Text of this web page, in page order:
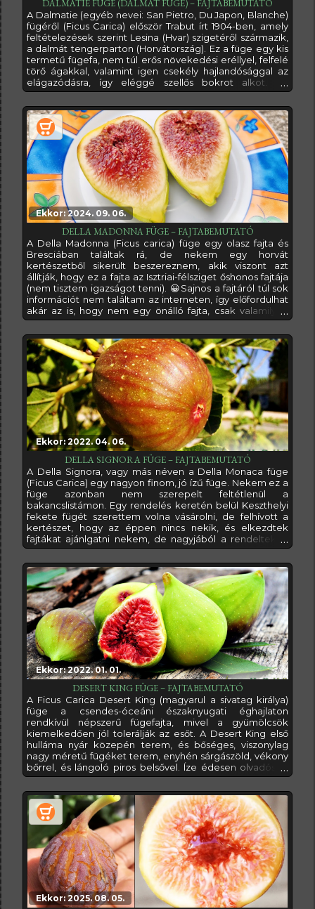
DALMATIE FÜGE (DALMÁT FÜGE) – FAJTABEMUTATÓ
A Dalmatie (egyéb nevei: San Pietro, Du Japon, Blanche)
fügéről (Ficus Carica) először Trabut írt 1904-ben, amely
feltételezések szerint Lesina (Hvar) szigetéről származik,
a dalmát tengerparton (Horvátország). Ez a füge egy kis
termetű fügefa, nem túl erős növekedési eréllyel, felfelé
törő ágakkal, valamint igen csekély hajlandósággal az
elágazódásra, így eléggé szellős bokrot alkot. Ha
elágazódásokra kívánjuk kényszeríteni, akkor nem fogjuk
megúszni a metszést (a metszéssel viszont bánjunk
óvatosan, mert a füge esetében a túlzott metszés
megbosszulja
Ekkor: 2024. 09. 06.
DELLA MADONNA FÜGE – FAJTABEMUTATÓ
A Della Madonna (Ficus carica) füge egy olasz fajta és
Bresciában találtak rá, de nekem egy horvát
kertészetből sikerült beszereznem, akik viszont azt
állítják, hogy ez a fajta az Isztriai-félsziget őshonos fajtája
(nem tisztem igazságot tenni). 😀Sajnos a fajtáról túl sok
információt nem találtam az interneten, így előfordulhat
akár az is, hogy nem egy önálló fajta, csak valamilyen
átnevezett füge. Így vagy úgy, de a fótója alapján nagyon
guszta fügének tűnt, így gondoltam, teszek vele egy
próbát...És nem csalódtam, mert a Della Madonna egy
remekbe
Ekkor: 2022. 04. 06.
DELLA SIGNORA FÜGE – FAJTABEMUTATÓ
A Della Signora, vagy más néven a Della Monaca füge
(Ficus Carica) egy nagyon finom, jó ízű füge. Nekem ez a
füge azonban nem szerepelt feltétlenül a
bakancslistámon. Egy rendelés keretén belül Keszthelyi
fekete fügét szerettem volna vásárolni, de felhívott a
kertészet, hogy az éppen nincs nekik, és elkezdtek
fajtákat ajánlgatni nekem, de nagyjából a rendelteken
kívül minden fajtából volt már nekem, ami nekik. Ekkor
mondtam, hogy csak a Della Signora fügéjük az, ami
nekem nincs még meg, küldjék azt a Keszthelyi fekete
helyett (azóta egyébként nagy
Ekkor: 2022. 01. 01.
DESERT KING FÜGE – FAJTABEMUTATÓ
A Ficus Carica Desert King (magyarul a sivatag királya)
füge a csendes-óceáni északnyugati éghajlaton
rendkívül népszerű fügefajta, mivel a gyümölcsök
kiemelkedően jól tolerálják az esőt. A Desert King első
hulláma nyár közepén terem, és bőséges, viszonylag
nagy méretű fügéket terem, enyhén sárgászöld, vékony
bőrrel, és lángoló piros belsővel. Íze édesen olvadós. A
Desert King füge egyedülálló abban, hogy az új, és régi
hajtásain is gyümölcsöt érlel. A Desert King füge a San
Pedro típusba tartozik, ami azt jelenti, hogy a nyári első
termését partenokarpikus
Ekkor: 2025. 08. 05.